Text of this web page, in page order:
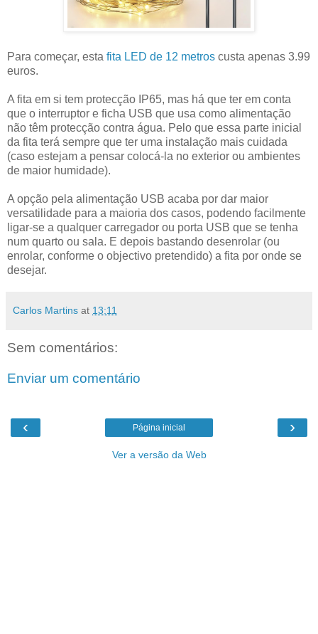
Para começar, esta fita LED de 12 metros custa apenas 3.99
euros.
A fita em si tem protecção IP65, mas há que ter em conta
que o interruptor e ficha USB que usa como alimentação
não têm protecção contra água. Pelo que essa parte inicial
da fita terá sempre que ter uma instalação mais cuidada
(caso estejam a pensar colocá-la no exterior ou ambientes
de maior humidade).
A opção pela alimentação USB acaba por dar maior
versatilidade para a maioria dos casos, podendo facilmente
ligar-se a qualquer carregador ou porta USB que se tenha
num quarto ou sala. E depois bastando desenrolar (ou
enrolar, conforme o objectivo pretendido) a fita por onde se
desejar.
Carlos Martins at 13:11
Sem comentários:
Enviar um comentário
‹ ›
Página inicial
Ver a versão da Web